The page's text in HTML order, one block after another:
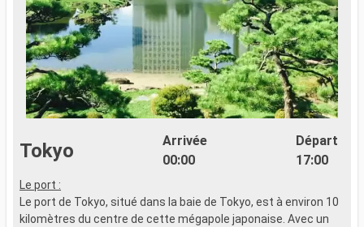
Tokyo
Arrivée
00:00
Départ
17:00
Le port :
Le port de Tokyo, situé dans la baie de Tokyo, est à environ 10
kilomètres du centre de cette mégapole japonaise. Avec un